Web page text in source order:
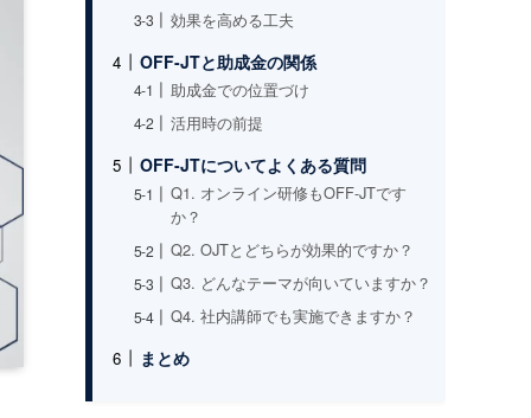
効果を高める工夫
OFF-JTと助成金の関係
助成金での位置づけ
活用時の前提
OFF-JTについてよくある質問
Q1. オンライン研修もOFF-JTです
か？
Q2. OJTとどちらが効果的ですか？
Q3. どんなテーマが向いていますか？
Q4. 社内講師でも実施できますか？
まとめ